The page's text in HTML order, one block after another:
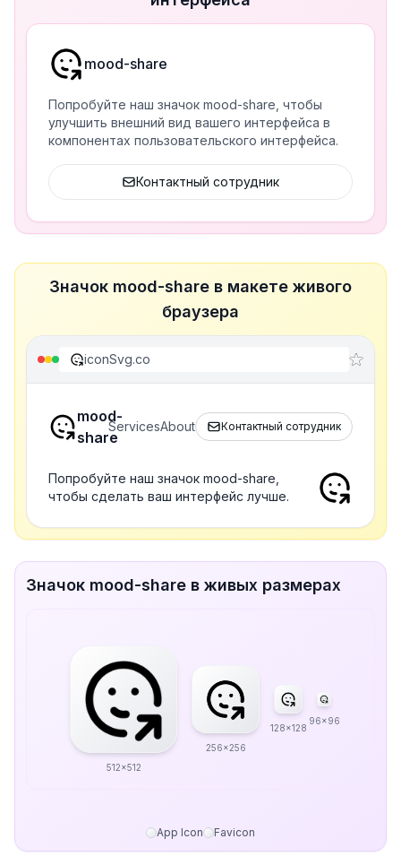
mood-share
Попробуйте наш значок mood-share, чтобы
улучшить внешний вид вашего интерфейса в
компонентах пользовательского интерфейса.
Контактный сотрудник
Значок mood-share в макете живого
браузера
iconSvg.co
mood-
share
ServicesAbout Контактный сотрудник
Попробуйте наш значок mood-share,
чтобы сделать ваш интерфейс лучше.
Значок mood-share в живых размерах
512x512
256x256
128x128
96x96
App Icon Favicon